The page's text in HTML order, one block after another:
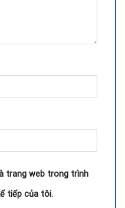
trang web trong trình
tiếp của tôi.